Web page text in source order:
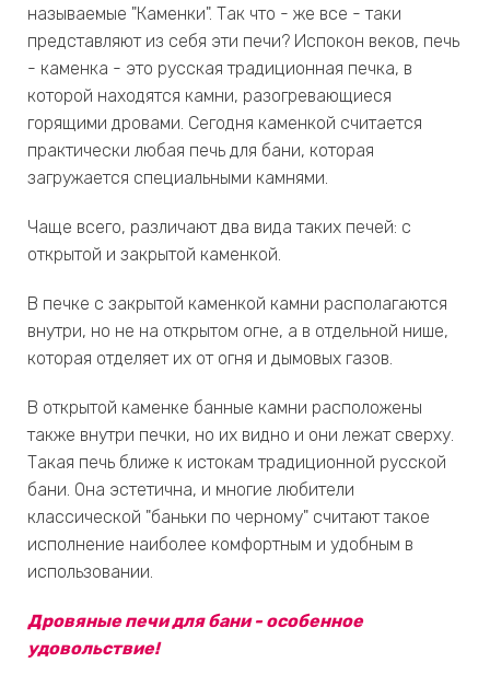
называемые "Каменки". Так что - же все - таки
представляют из себя эти печи? Испокон веков, печь
- каменка - это русская традиционная печка, в
которой находятся камни, разогревающиеся
горящими дровами. Сегодня каменкой считается
практически любая печь для бани, которая
загружается специальными камнями.
Чаще всего, различают два вида таких печей: с
открытой и закрытой каменкой.
В печке с закрытой каменкой камни располагаются
внутри, но не на открытом огне, а в отдельной нише,
которая отделяет их от огня и дымовых газов.
В открытой каменке банные камни расположены
также внутри печки, но их видно и они лежат сверху.
Такая печь ближе к истокам традиционной русской
бани. Она эстетична, и многие любители
классической "баньки по черному" считают такое
исполнение наиболее комфортным и удобным в
использовании.
Дровяные печи для бани - особенное
удовольствие!